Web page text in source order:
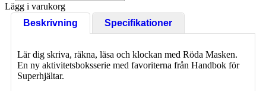
Lägg i varukorg
Beskrivning
Specifikationer
Lär dig skriva, räkna, läsa och klockan med Röda Masken.
En ny aktivitetsboksserie med favoriterna från Handbok för
Superhjältar.